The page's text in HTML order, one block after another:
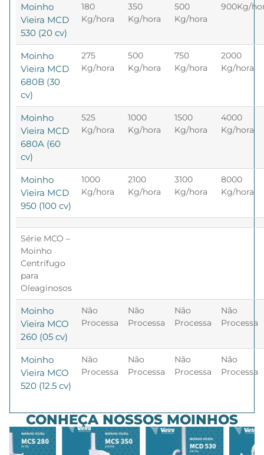
Moinho
Vieira MCD
530 (20 cv)
180
Kg/hora
350
Kg/hora
500
Kg/hora
900Kg/
Moinho
Vieira MCD
680B (30
cv)
275
Kg/hora
500
Kg/hora
750
Kg/hora
2000
Kg/hora
Moinho
Vieira MCD
680A (60
cv)
525
Kg/hora
1000
Kg/hora
1500
Kg/hora
4000
Kg/hora
Moinho
Vieira MCD
950 (100 cv)
1000
Kg/hora
2100
Kg/hora
3100
Kg/hora
8000
Kg/hora
Série MCO –
Moinho
Centrífugo
para
Oleaginosos
Moinho
Vieira MCO
260 (05 cv)
Não
Processa
Não
Processa
Não
Processa
Não
Processa
Moinho
Vieira MCO
520 (12.5 cv)
Não
Processa
Não
Processa
Não
Processa
Não
Processa
CONHEÇA NOSSOS MOINHOS